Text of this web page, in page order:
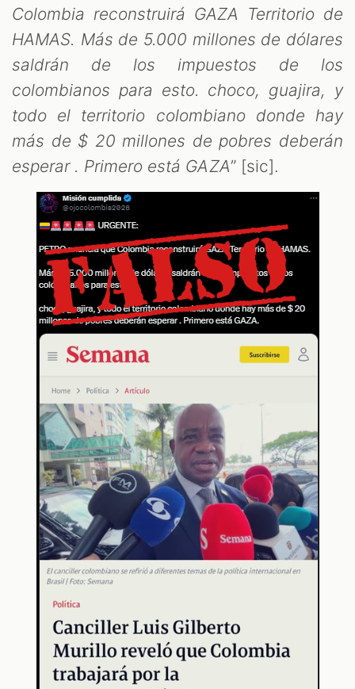
Colombia reconstruirá GAZA Territorio de
HAMAS. Más de 5.000 millones de dólares
saldrán de los impuestos de los
colombianos para esto. choco, guajira, y
todo el territorio colombiano donde hay
más de $ 20 millones de pobres deberán
esperar . Primero está GAZA” [sic].